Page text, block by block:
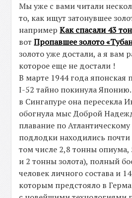
Мы уже с вами читали
то, как ищут затонувшее
напримерКак спасали 43
вотПропавшее золото
золото уже достали, а я вам
которое еще не достали !
В марте 1944 года японская
I-52 тайно покинула
в Сингапуре она пересекла
обогнула мыс Доброй
плавание по
подлодки находились почти
том числе 2,8 тонны опиума,
и 2 тонны золота), полный
человек личного состава и
которым предстояло в